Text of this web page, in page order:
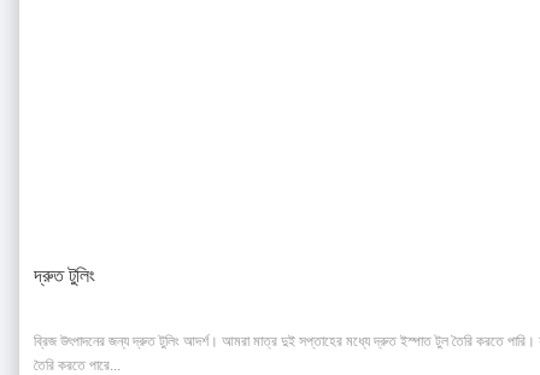
দ্রুত টুলিং
ব্রিজ উৎপাদনের জন্য দ্রুত টুলিং আদর্শ। আমরা মাত্র দুই সপ্তাহের মধ্যে দ্রুত ইস্পাত টুল তৈরি করতে পারি।
তৈরি করতে পারে...